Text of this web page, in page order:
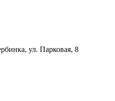
ул. Парковая, 8